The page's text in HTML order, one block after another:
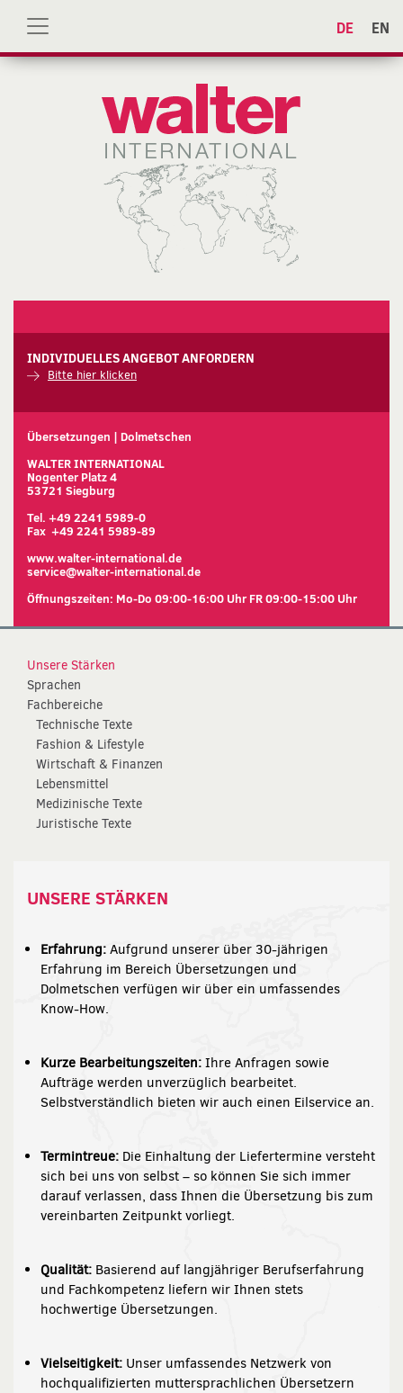
DE EN
INDIVIDUELLES ANGEBOT ANFORDERN
Bitte hier klicken
Übersetzungen | Dolmetschen
WALTER INTERNATIONAL
Nogenter Platz 4
53721 Siegburg
Tel. +49 2241 5989-0
Fax +49 2241 5989-89
www.walter-international.de
service@walter-international.de
Öffnungszeiten: Mo-Do 09:00-16:00 Uhr FR 09:00-15:00 Uhr
Unsere Stärken
Sprachen
Fachbereiche
Technische Texte
Fashion & Lifestyle
Wirtschaft & Finanzen
Lebensmittel
Medizinische Texte
Juristische Texte
UNSERE STÄRKEN
Erfahrung: Aufgrund unserer über 30-jährigen
Erfahrung im Bereich Übersetzungen und
Dolmetschen verfügen wir über ein umfassendes
Know-How.
Kurze Bearbeitungszeiten: Ihre Anfragen sowie
Aufträge werden unverzüglich bearbeitet.
Selbstverständlich bieten wir auch einen Eilservice an.
Termintreue: Die Einhaltung der Liefertermine versteht
sich bei uns von selbst – so können Sie sich immer
darauf verlassen, dass Ihnen die Übersetzung bis zum
vereinbarten Zeitpunkt vorliegt.
Qualität: Basierend auf langjähriger Berufserfahrung
und Fachkompetenz liefern wir Ihnen stets
hochwertige Übersetzungen.
Vielseitigkeit: Unser umfassendes Netzwerk von
hochqualifizierten muttersprachlichen Übersetzern